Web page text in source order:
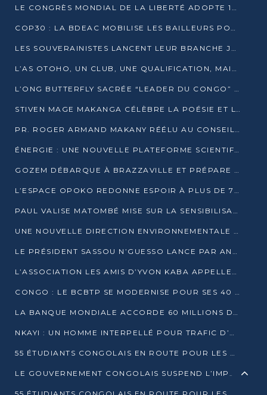
LE CONGRÈS MONDIAL DE LA LIBERTÉ ADOPTE 14 RÉSOLUTIONS HISTORIQUES
COP30 : LA BDEAC MOBILISE LES BAILLEURS POUR LE FONDS BLEU DU BASSIN DU CONGO
LES SOUVERAINISTES LANCENT LEUR BRANCHE JEUNE À BRAZZAVILLE
L’AS OTOHO, UN CLUB, UNE QUALIFICATION, MAIS ENCORE DES DOUTES
L’ONG BUTTERFLY SACRÉE “LEADER DU CONGO” AU PRIX D’EXCELLENCE 2025
STIVEN MAGE MAKANGA CÉLÈBRE LA POÉSIE ET L’HUMAIN AVEC SON RECUEIL “HECTARE”
PR. ROGER ARMAND MAKANY RÉÉLU AU CONSEIL DE L’AUF
ÉNERGIE : UNE NOUVELLE PLATEFORME SCIENTIFIQUE POUR LA TRANSITION ÉNERGÉTIQUE EN AFRIQUE CENTRALE
GOZEM DÉBARQUE À BRAZZAVILLE ET PRÉPARE SON ARRIVÉE À POINTE-NOIRE
L’ESPACE OPOKO REDONNE ESPOIR À PLUS DE 775 ÉLÈVES AUTOCHTONES DANS LE NORD DU CONGO
PAUL VALISE MATOMBÉ MISE SUR LA SENSIBILISATION POUR ÉRAQUER LE GRAND BANDITISME
UNE NOUVELLE DIRECTION ENVIRONNEMENTALE POUR RENFORCER LA GESTION DES DONNÉES AU CONGO
LE PRÉSIDENT SASSOU N’GUESSO LANCE PAR ANTICIPATION LA 39ÈME JOURNÉE NATIONALE DE L’ARBRE
L’ASSOCIATION LES AMIS D’YVON KABA APPELLENT DENIS SASSOU N’GUESSO À SE PORTER CANDIDAT
CONGO : LE BCBTP SE MODERNISE POUR SES 40 ANS D’EXISTENCE
LA BANQUE MONDIALE ACCORDE 60 MILLIONS DE DOLLARS POUR LA RÉSILIENCE URBAINE AU CONGO
NKAYI : UN HOMME INTERPELLÉ POUR TRAFIC D’UN BÉBÉ CHIMPANZÉ
55 ÉTUDIANTS CONGOLAIS EN ROUTE POUR LES UNIVERSITÉS ALGÉRIENNES
LE GOUVERNEMENT CONGOLAIS SUSPEND L’IMPORTATION DES MACHETTES ET DES MOTOS